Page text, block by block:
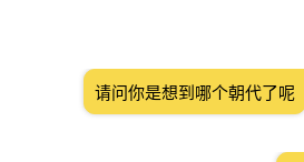
请问你是想到哪个朝代了呢